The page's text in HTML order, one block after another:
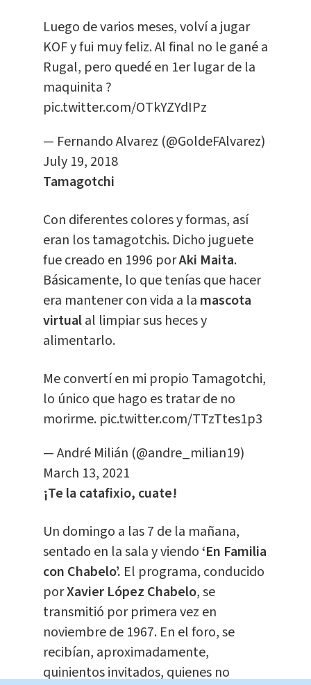
Luego de varios meses, volví a jugar
KOF y fui muy feliz. Al final no le gané a
Rugal, pero quedé en 1er lugar de la
maquinita ?
pic.twitter.com/OTkYZYdIPz
— Fernando Alvarez (@GoldeFAlvarez)
July 19, 2018
Tamagotchi
Con diferentes colores y formas, así
eran los tamagotchis. Dicho juguete
fue creado en 1996 porAki Maita.
Básicamente, lo que tenías que hacer
era mantener con vida a la mascota
virtualal limpiar sus heces y
alimentarlo.
Me convertí en mi propio Tamagotchi,
lo único que hago es tratar de no
morirme. pic.twitter.com/TTzTtes1p3
— André Milián (@andre_milian19)
March 13, 2021
¡Te la catafixio, cuate!
Un domingo a las 7 de la mañana,
sentado en la sala y viendo‘En Familia
con Chabelo’. El programa, conducido
porXavier López Chabelo, se
transmitió por primera vez en
noviembre de 1967. En el foro, se
recibían, aproximadamente,
quinientos invitados, quienes no